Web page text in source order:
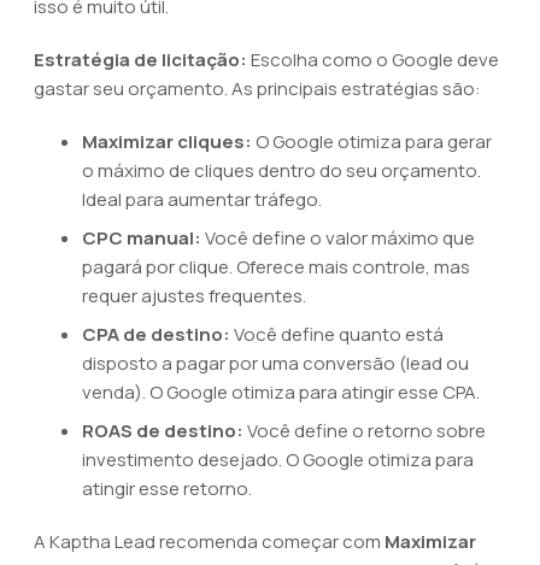
isso é muito útil.
Estratégia de licitação: Escolha como o Google deve
gastar seu orçamento. As principais estratégias são:
Maximizar cliques: O Google otimiza para gerar
o máximo de cliques dentro do seu orçamento.
Ideal para aumentar tráfego.
CPC manual: Você define o valor máximo que
pagará por clique. Oferece mais controle, mas
requer ajustes frequentes.
CPA de destino: Você define quanto está
disposto a pagar por uma conversão (lead ou
venda). O Google otimiza para atingir esse CPA.
ROAS de destino: Você define o retorno sobre
investimento desejado. O Google otimiza para
atingir esse retorno.
A Kaptha Lead recomenda começar com Maximizar